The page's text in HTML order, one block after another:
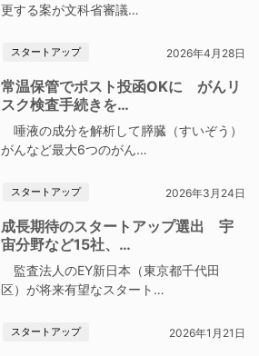
更する案が文科省審議…
スタートアップ 2026年4月28日
常温保管でポスト投函OKに がんリ
スク検査手続きを…
唾液の成分を解析して膵臓（すいぞう）
がんなど最大6つのがん…
スタートアップ 2026年3月24日
成長期待のスタートアップ選出 宇
宙分野など15社、…
監査法人のEY新日本（東京都千代田
区）が将来有望なスタート…
スタートアップ 2026年1月21日